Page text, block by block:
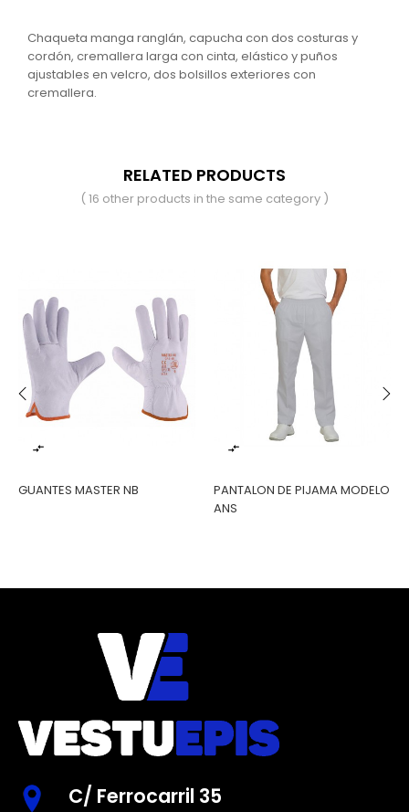
Chaqueta manga ranglán, capucha con dos costuras y
cordón, cremallera larga con cinta, elástico y puños
ajustables en velcro, dos bolsillos exteriores con
cremallera.
RELATED PRODUCTS
( 16 other products in the same category )

GUANTES MASTER NB

PANTALON DE PIJAMA MODELO
ANS
C/ Ferrocarril 35